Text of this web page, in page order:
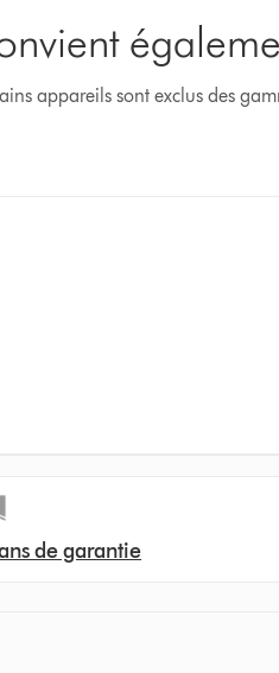
appareils sont exclus des
de garantie